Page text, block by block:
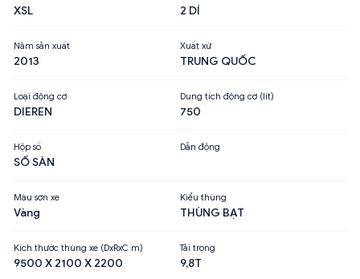
XSL 2 DÍ
Năm sản xuất
2013
Xuất xứ
TRUNG QUỐC
Loại động cơ
DIEREN
Dung tích động cơ (lít)
750
Hộp số
SỐ SÀN
Dẫn động
Màu sơn xe
Vàng
Kiểu thùng
THÙNG BẠT
Kích thước thùng xe (DxRxC m)
9500 X 2100 X 2200
Tải trọng
9,8T